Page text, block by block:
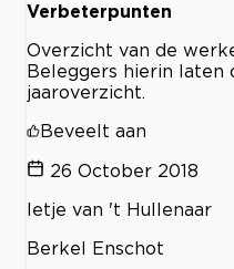
Verbeterpunten
Overzicht van de
Beleggers hierin laten
jaaroverzicht.
Beveelt aan
26 October 2018
Ietje van 't Hullenaar
Berkel Enschot